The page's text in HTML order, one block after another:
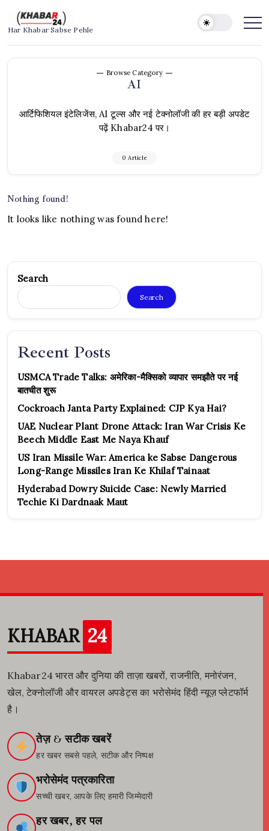
content
Khabar24
Har Khabar Sabse Pehle
Browse Category
AI
आर्टिफिशियल इंटेलिजेंस, AI टूल्स और नई टेक्नोलॉजी की हर बड़ी अपडेट
पढ़ें Khabar24 पर।
0 Article
Nothing found!
It looks like nothing was found here!
Search
Search
Recent Posts
USMCA Trade Talks: अमेरिका-मैक्सिको व्यापार समझौते पर नई
बातचीत शुरू
Cockroach Janta Party Explained: CJP Kya Hai?
UAE Nuclear Plant Drone Attack: Iran War Crisis Ke
Beech Middle East Me Naya Khauf
US Iran Missile War: America ke Sabse Dangerous
Long-Range Missiles Iran Ke Khilaf Tainaat
Hyderabad Dowry Suicide Case: Newly Married
Techie Ki Dardnaak Maut
KHABAR 24
Khabar24 भारत और दुनिया की ताज़ा खबरों, राजनीति, मनोरंजन,
खेल, टेक्नोलॉजी और वायरल अपडेट्स का भरोसेमंद हिंदी न्यूज़ प्लेटफॉर्म
है।
तेज़ & सटीक खबरें
हर खबर सबसे पहले, सटीक और निष्पक्ष
भरोसेमंद पत्रकारिता
सच्ची खबर, आपके लिए हमारी जिम्मेदारी
हर खबर, हर पल